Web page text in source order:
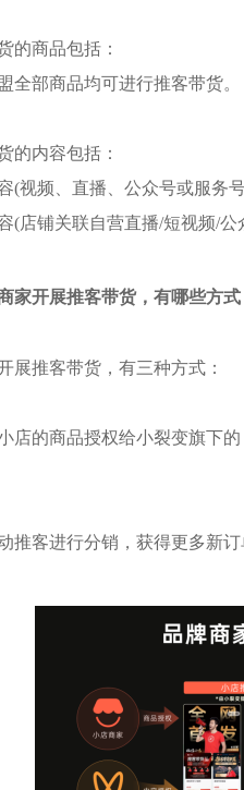
的商品包括：
全部商品均可进行推客带货。
的内容包括：
(视频、直播、公众号或服务
(店铺关联自营直播/短视频/公
家开展推客带货，有哪些方式
展推客带货，有三种方式：
店的商品授权给小裂变旗下
推客进行分销，获得更多新订